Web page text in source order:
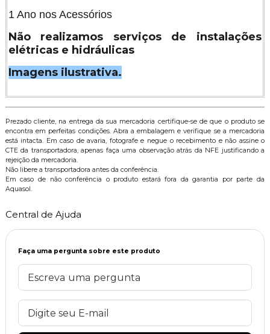
1 Ano nos Acessórios
Não realizamos serviços de instalações
elétricas e hidráulicas
Imagens ilustrativa.
Prezado cliente, na entrega da sua mercadoria certifique-se de que o produto se
encontra em perfeitas condições. Abra a embalagem e verifique se a mercadoria
está intacta. Em caso de avaria, fotografe e negue o recebimento e não assine o
CTE da transportadora, apenas faça uma observação atrás da NFE justificando a
rejeição da mercadoria.
Não libere a transportadora antes da conferência.
Em caso de não conferência o produto estará fora da garantia por parte da
Aquasol.
Central de Ajuda
Faça uma pergunta sobre este produto